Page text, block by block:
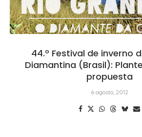
44.º Festival de inverno
Diamantina (Brasil):
propuesta
6 agosto, 2012